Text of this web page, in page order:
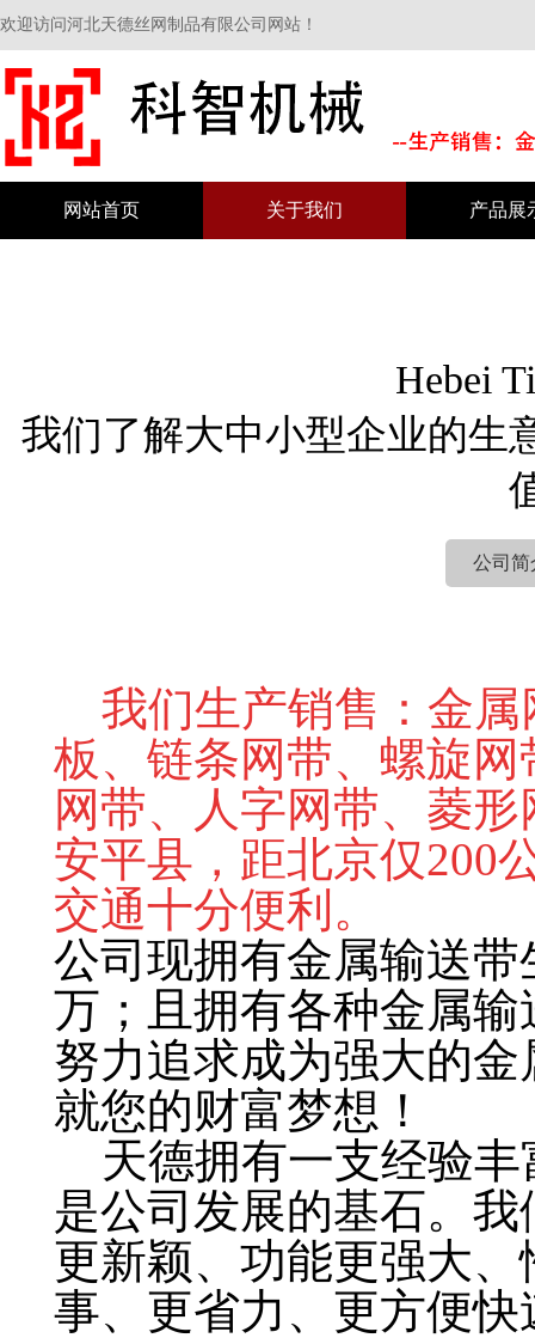
欢迎访问河北天德丝网制品有限公司网站！
网站首页 关于我们 产品展
Hebei
我们了解大中小型企业的生
公司简
我们生产销售：金
板、链条网带、螺旋
网带、人字网带、菱
安平县，距北京仅200
交通十分便利。
公司现拥有金属输送
万；且拥有各种金属
努力追求成为强大的
就您的财富梦想！
天德拥有一支经验
是公司发展的基石。
更新颖、功能更强大
事、更省力、更方便